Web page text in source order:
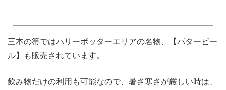
三本の箒ではハリーポッターエリアの名物、【パタービー
ル】も販売されています。
飲み物だけの利用も可能なので、暑さ寒さが厳しい時は、